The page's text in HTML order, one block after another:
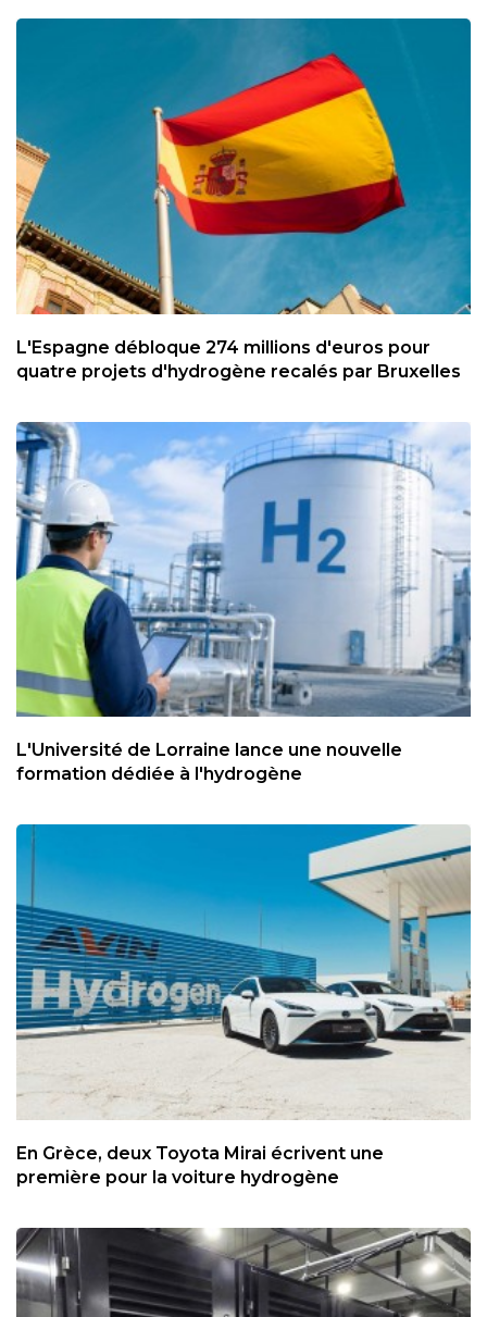
L'Espagne débloque 274 millions d'euros pour
quatre projets d'hydrogène recalés par Bruxelles
L'Université de Lorraine lance une nouvelle
formation dédiée à l'hydrogène
En Grèce, deux Toyota Mirai écrivent une
première pour la voiture hydrogène